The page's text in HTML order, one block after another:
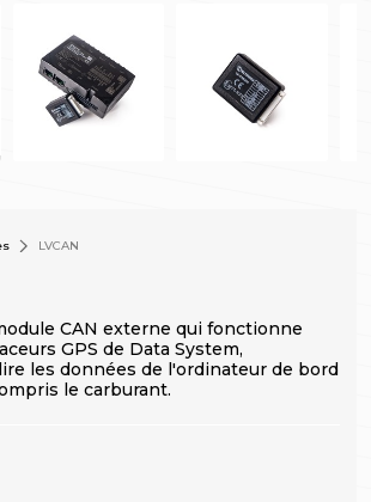
LVCAN
CAN externe qui fonctionne
GPS de Data System,
les données de l'ordinateur de bord
le carburant.